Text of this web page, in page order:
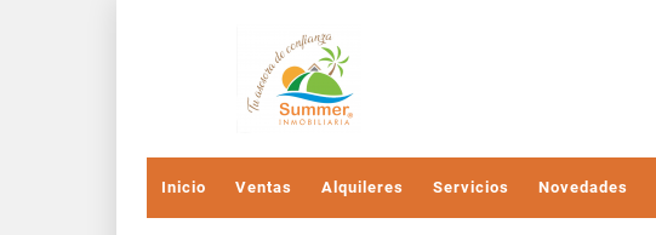
Inicio Ventas Alquileres Servicios Novedades